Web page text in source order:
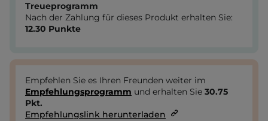
Treueprogramm
Nach der Zahlung für dieses Produkt erhalten Sie:
12.30 Punkte
Empfehlen Sie es Ihren Freunden weiter im
Empfehlungsprogramm und erhalten Sie 30.75
Pkt.
Empfehlungslink herunterladen